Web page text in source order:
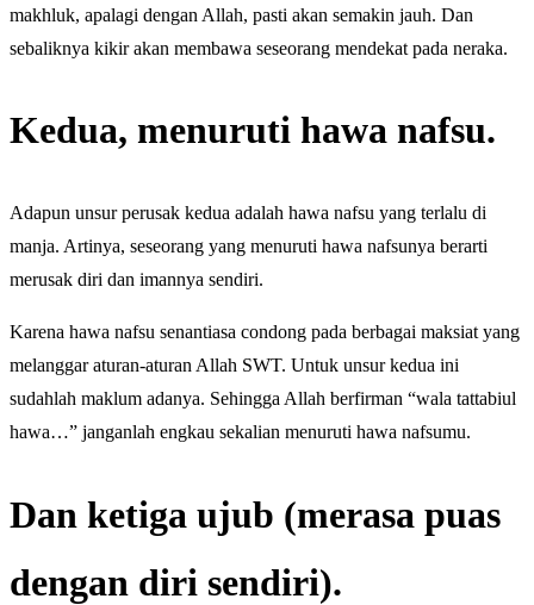
makhluk, apalagi dengan Allah, pasti akan semakin jauh. Dan
sebaliknya kikir akan membawa seseorang mendekat pada neraka.
Kedua, menuruti hawa nafsu.
Adapun unsur perusak kedua adalah hawa nafsu yang terlalu di
manja. Artinya, seseorang yang menuruti hawa nafsunya berarti
merusak diri dan imannya sendiri.
Karena hawa nafsu senantiasa condong pada berbagai maksiat yang
melanggar aturan-aturan Allah SWT. Untuk unsur kedua ini
sudahlah maklum adanya. Sehingga Allah berfirman “wala tattabiul
hawa…” janganlah engkau sekalian menuruti hawa nafsumu.
Dan ketiga ujub (merasa puas
dengan diri sendiri).